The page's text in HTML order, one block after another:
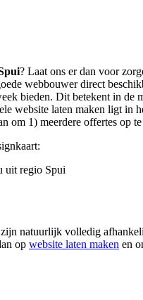
? Laat ons er dan voor
webbouwer direct
bieden. Dit betekent in de
website laten maken ligt
om 1) meerdere offertes op
uit regio Spui
natuurlijk volledig
op website laten maken en